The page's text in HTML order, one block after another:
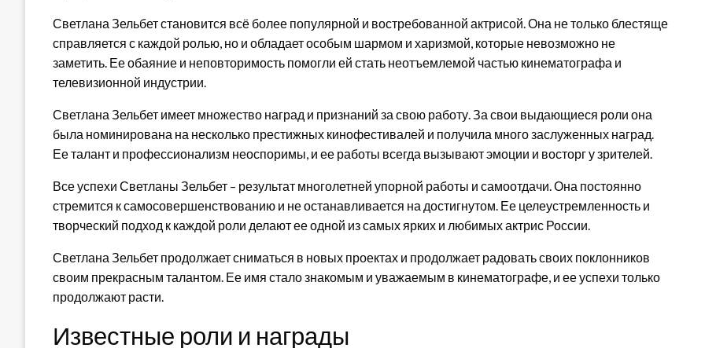
Светлана Зельбет становится всё более популярной и востребованной актрисой. Она не только блестяще
справляется с каждой ролью, но и обладает особым шармом и харизмой, которые невозможно не
заметить. Ее обаяние и неповторимость помогли ей стать неотъемлемой частью кинематографа и
телевизионной индустрии.
Светлана Зельбет имеет множество наград и признаний за свою работу. За свои выдающиеся роли она
была номинирована на несколько престижных кинофестивалей и получила много заслуженных наград.
Ее талант и профессионализм неоспоримы, и ее работы всегда вызывают эмоции и восторг у зрителей.
Все успехи Светланы Зельбет – результат многолетней упорной работы и самоотдачи. Она постоянно
стремится к самосовершенствованию и не останавливается на достигнутом. Ее целеустремленность и
творческий подход к каждой роли делают ее одной из самых ярких и любимых актрис России.
Светлана Зельбет продолжает сниматься в новых проектах и продолжает радовать своих поклонников
своим прекрасным талантом. Ее имя стало знакомым и уважаемым в кинематографе, и ее успехи только
продолжают расти.
Известные роли и награды